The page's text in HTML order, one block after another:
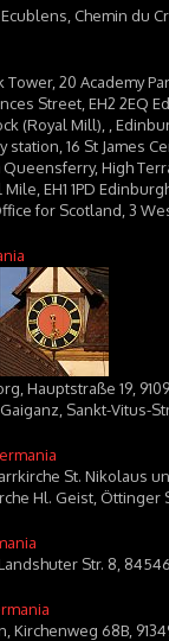
Chemin du
Tower, 20 Academy
Street, EH2 2EQ
(Royal Mill), ,
16 St James
High
EH1 1PD
for Scotland, 3
Hauptstraße 19,
Sankt-Vitus-
St. Nikolaus
Hl. Geist,
Str. 8,
Kirchenweg 68B,